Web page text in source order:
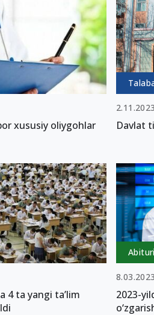
xususiy oliygohlar Davlat
4 ta yangi ta’lim
2023-